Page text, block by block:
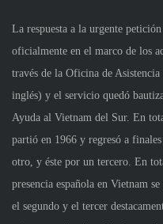
La respuesta a la urgente
oficialmente en el marco de los
través de la Oficina de
inglés) y el servicio quedó
Ayuda al Vietnam del Sur. En
partió en 1966 y regresó a
otro, y éste por un tercero. En
presencia española en Vietnam
el segundo y el tercer